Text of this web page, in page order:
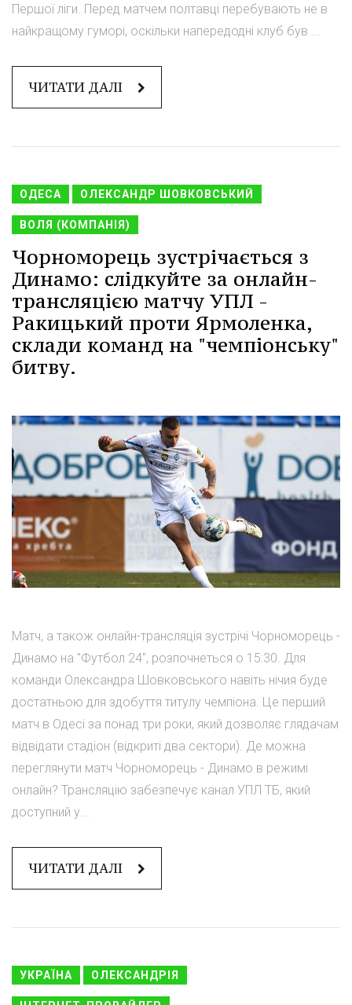
Першої ліги. Перед матчем полтавці перебувають не в
найкращому гуморі, оскільки напередодні клуб був ...
ЧИТАТИ ДАЛІ
ОДЕСА ОЛЕКСАНДР ШОВКОВСЬКИЙ
ВОЛЯ (КОМПАНІЯ)
Чорноморець зустрічається з
Динамо: слідкуйте за онлайн-
трансляцією матчу УПЛ -
Ракицький проти Ярмоленка,
склади команд на "чемпіонську"
битву.
Матч, а також онлайн-трансляція зустрічі Чорноморець -
Динамо на "Футбол 24", розпочнеться о 15:30. Для
команди Олександра Шовковського навіть нічия буде
достатньою для здобуття титулу чемпіона. Це перший
матч в Одесі за понад три роки, який дозволяє глядачам
відвідати стадіон (відкриті два сектори). Де можна
переглянути матч Чорноморець - Динамо в режимі
онлайн? Трансляцію забезпечує канал УПЛ ТБ, який
доступний у...
ЧИТАТИ ДАЛІ
УКРАЇНА ОЛЕКСАНДРІЯ